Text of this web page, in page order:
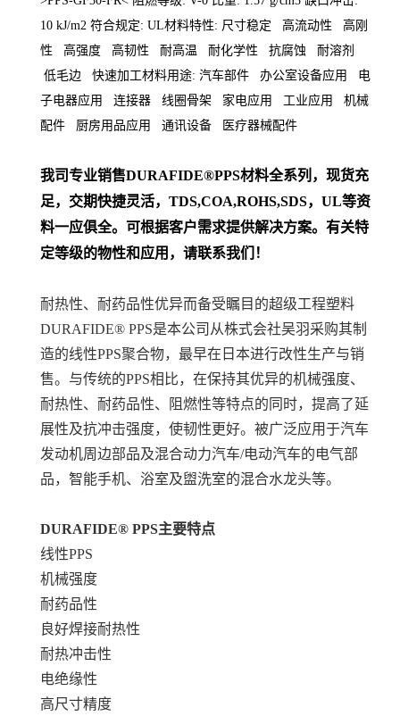
10 kJ/m2 符合规定: UL材料特性: 尺寸稳定 高流动性 高刚
性 高强度 高韧性 耐高温 耐化学性 抗腐蚀 耐溶剂
低毛边 快速加工材料用途: 汽车部件 办公室设备应用 电
子电器应用 连接器 线圈骨架 家电应用 工业应用 机械
配件 厨房用品应用 通讯设备 医疗器械配件
我司专业销售DURAFIDE®PPS材料全系列 ，现货充
足，交期快捷灵活，TDS,COA,ROHS,SDS，UL等资
料一应俱全。可根据客户需求提供解决方案。 有关特
定等级的物性和应用，请联系我们！
耐热性、耐药品性优异而备受瞩目的超级工程塑料
DURAFIDE® PPS是本公司从株式会社吴羽采购其制
造的线性PPS聚合物，最早在日本进行改性生产与销
售。与传统的PPS相比，在保持其优异的机械强度、
耐热性、耐药品性、阻燃性等特点的同时，提高了延
展性及抗冲击强度，使韧性更好。被广泛应用于汽车
发动机周边部品及混合动力汽车/电动汽车的电气部
品，智能手机、浴室及盥洗室的混合水龙头等。
DURAFIDE® PPS主要特点
线性PPS
机械强度
耐药品性
良好焊接耐热性
耐热冲击性
电绝缘性
高尺寸精度